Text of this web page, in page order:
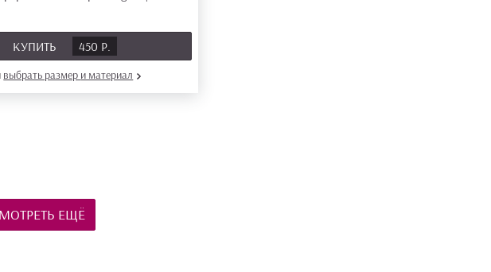
КУПИТЬ 450 Р.
выбрать размер и материал
ЕЩЁ